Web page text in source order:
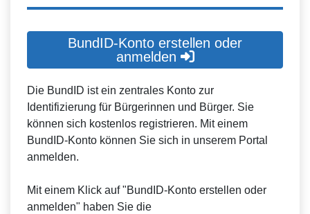
BundID-Konto erstellen oder
anmelden
Die BundID ist ein zentrales Konto zur
Identifizierung für Bürgerinnen und Bürger. Sie
können sich kostenlos registrieren. Mit einem
BundID-Konto können Sie sich in unserem Portal
anmelden.
Mit einem Klick auf "BundID-Konto erstellen oder
anmelden" haben Sie die